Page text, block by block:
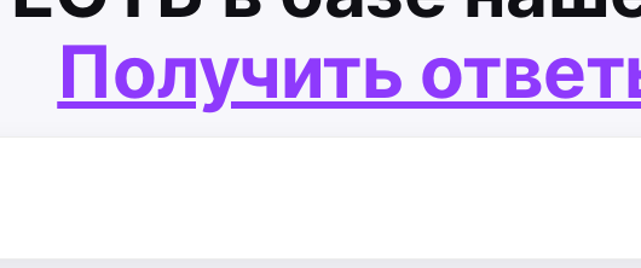
Получить